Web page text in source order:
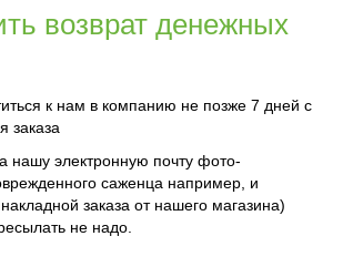
возврат денежных
к нам в компанию не позже 7 дней с
заказа
нашу электронную почту фото-
саженца например, и
заказа от нашего магазина)
не надо.